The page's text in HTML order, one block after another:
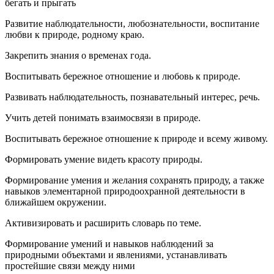
бегать и прыгать
Развитие наблюдательности, любознательности, воспитание
любви к природе, родному краю.
Закрепить знания о временах года.
Воспитывать бережное отношение и любовь к природе.
Развивать наблюдательность, познавательный интерес, речь.
Учить детей понимать взаимосвязи в природе.
Воспитывать бережное отношение к природе и всему живому.
Формировать умение видеть красоту природы.
Формирование умения и желания сохранять природу, а также
навыков элементарной природоохранной деятельности в
ближайшем окружении.
Активизировать и расширить словарь по теме.
Формирование умений и навыков наблюдений за
природными объектами и явлениями, устанавливать
простейшие связи между ними